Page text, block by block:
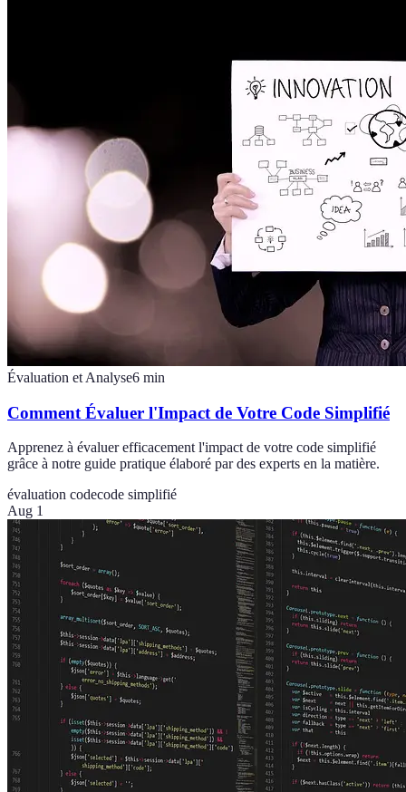
Évaluation et Analyse6 min
Comment Évaluer l'Impact de Votre Code Simplifié
Apprenez à évaluer efficacement l'impact de votre code simplifié
grâce à notre guide pratique élaboré par des experts en la matière.
évaluation codecode simplifié
Aug 1